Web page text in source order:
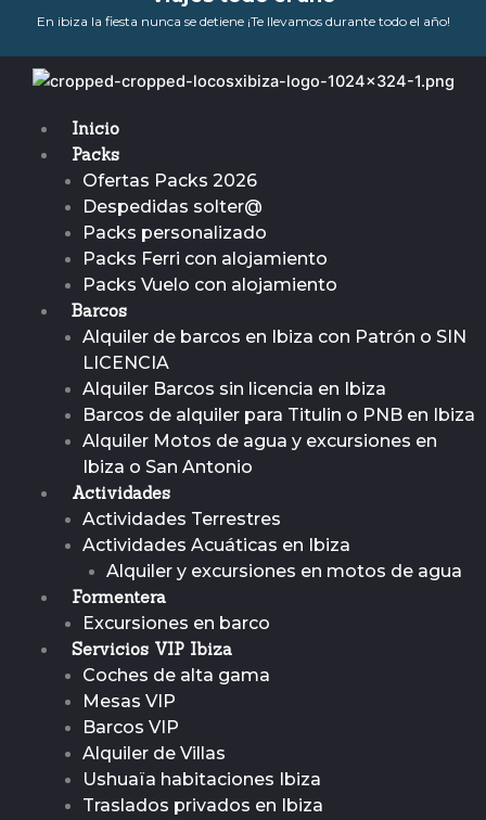
En ibiza la fiesta nunca se detiene ¡Te llevamos durante todo el año!
Inicio
Packs
Ofertas Packs 2026
Despedidas solter@
Packs personalizado
Packs Ferri con alojamiento
Packs Vuelo con alojamiento
Barcos
Alquiler de barcos en Ibiza con Patrón o SIN
LICENCIA
Alquiler Barcos sin licencia en Ibiza
Barcos de alquiler para Titulin o PNB en Ibiza
Alquiler Motos de agua y excursiones en
Ibiza o San Antonio
Actividades
Actividades Terrestres
Actividades Acuáticas en Ibiza
Alquiler y excursiones en motos de agua
Formentera
Excursiones en barco
Servicios VIP Ibiza
Coches de alta gama
Mesas VIP
Barcos VIP
Alquiler de Villas
Ushuaïa habitaciones Ibiza
Traslados privados en Ibiza